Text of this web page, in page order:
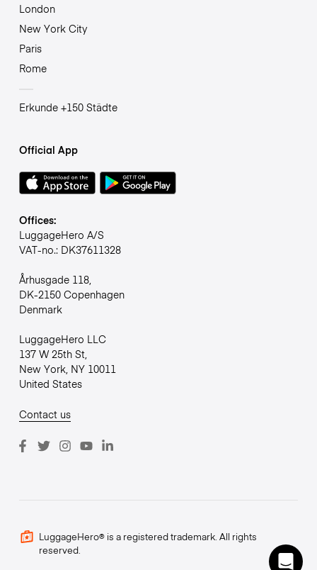
London
New York City
Paris
Rome
Erkunde +150 Städte
Official App
Offices:
LuggageHero A/S
VAT-no.: DK37611328
Århusgade 118,
DK-2150 Copenhagen
Denmark
LuggageHero LLC
137 W 25th St,
New York, NY 10011
United States
Contact us
LuggageHero® is a registered trademark. All rights
reserved.